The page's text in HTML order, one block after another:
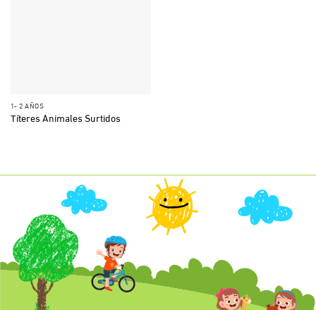
1- 2 AÑOS
Títeres Animales Surtidos